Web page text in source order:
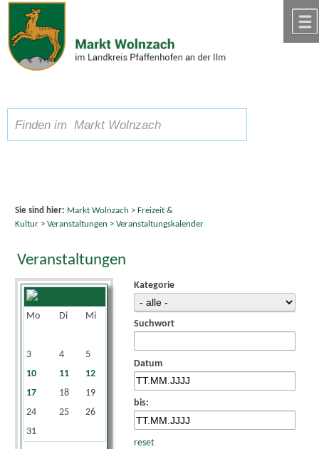
Zum Inhalt,zur Navigation
Schriftgröße A A A
Sie sind hier: Markt Wolnzach > Freizeit &
Kultur> Veranstaltungen > Veranstaltungskalender
Veranstaltungen
August 2026
Mo
Di Mi
1
2
3
4 5
10
11 12 14 15
16
17
18 19 21 22
23
24
25 26 28 29
30
31
Kategorie
Suchwort
Datum
bis:
reset